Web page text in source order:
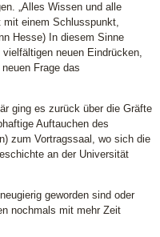
„Alles Wissen und alle
mit einem Schlusspunkt,
Hesse) In diesem Sinne
neuen Eindrücken,
Frage das
ging es zurück über die Gräfte
Auftauchen des
zum Vortragssaal, wo sich die
an der Universität
geworden sind oder
nochmals mit mehr Zeit